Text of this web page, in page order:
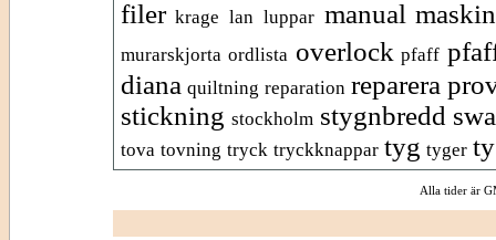
filer krage lan luppar manual
murarskjorta ordlista overlock pfaff
diana quiltning reparation reparera
stickning stockholm stygnbredd
tova tovning tryck tryckknappar tyg tyger
Alla tider är